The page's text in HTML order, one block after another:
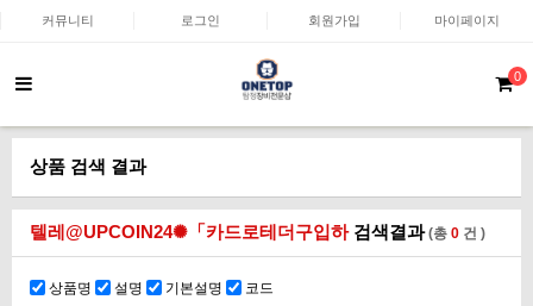
커뮤니티 로그인 회원가입 마이페이지
0
상품 검색 결과
텔레@UPCOIN24✺「카드로테더구입하검색결과(총 0 건 )
상품명 설명 기본설명 코드